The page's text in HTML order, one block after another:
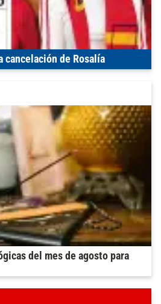
cancelación de Rosalía
del mes de agosto para